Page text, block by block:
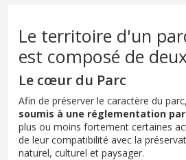
Le territoire d'un
est composé de
Le cœur du Parc
Afin de préserver le caractère du parc,
soumis à une réglementation
plus ou moins fortement certaines
de leur compatibilité avec la
naturel, culturel et paysager.